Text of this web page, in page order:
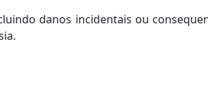
danos incidentais ou